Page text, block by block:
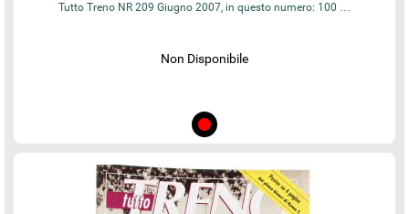
Tutto Treno NR 209 Giugno 2007, in questo numero: 100 …
Non Disponibile